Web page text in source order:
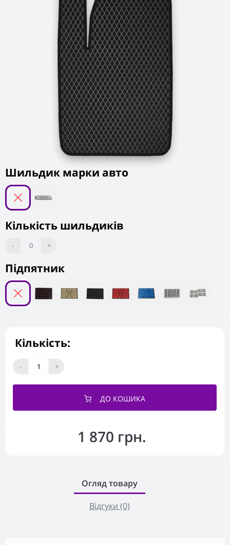
1 870 грн.
Підпятник
Шильдик марки авто
Кількість шильдиків
- 0 +
Кількість:
- +
ДО КОШИКА
Огляд товару
Відгуки (0)